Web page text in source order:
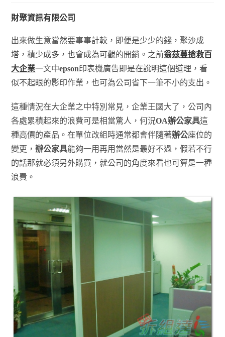
財聚資訊有限公司
出來做生意當然要事事計較，即便是少少的錢，聚沙成
塔，積少成多，也會成為可觀的開銷。之前翁茲蔓搶救百
大企業一文中epson印表機廣告即是在說明這個道理，看
似不起眼的影印作業，也可為公司省下一筆不小的支出。
這種情況在大企業之中特別常見，企業王國大了，公司內
各處累積起來的浪費可是相當驚人，何況OA辦公家具這
種高價的產品。在單位改組時通常都會伴隨著辦公座位的
變更，辦公家具能夠一用再用當然是最好不過，假若不行
的話那就必須另外購買，就公司的角度來看也可算是一種
浪費。